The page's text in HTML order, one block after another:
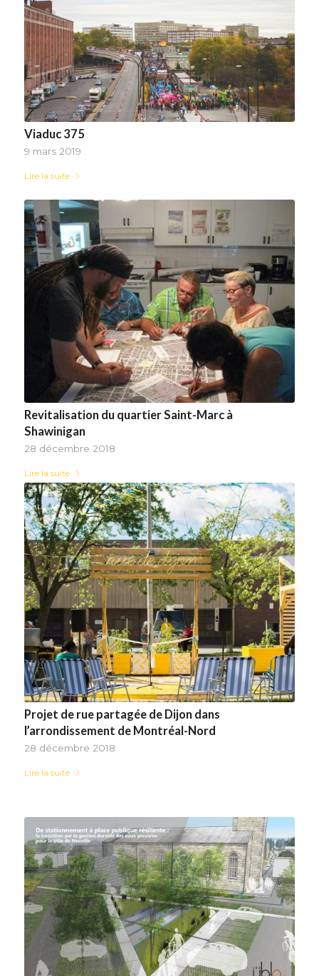
Viaduc 375
9 mars 2019
Lire la suite
Revitalisation du quartier Saint-Marc à
Shawinigan
28 décembre 2018
Lire la suite
Projet de rue partagée de Dijon dans
l’arrondissement de Montréal-Nord
28 décembre 2018
Lire la suite